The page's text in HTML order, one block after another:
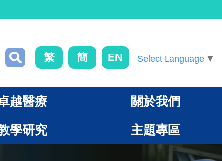
繁 簡 EN Select Language ▼
越醫療 關於我們
學研究 主題專區